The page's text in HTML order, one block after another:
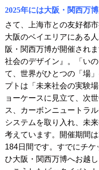
2025年には大阪・関西万
さて、上海市との友好都
大阪のベイエリアにある
阪・関西万博が開催され
社会のデザイン』。「い
て、世界がひとつの「場
プトは「未来社会の実験
ョーケースに見立て、次
ス、カーボンニュートラ
システムを取り入れ、未
考えています。開催期間
184日間です。すでにチ
ひ大阪・関西万博へお越し